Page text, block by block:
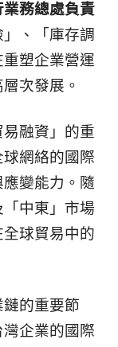
務總處負責
」、「庫存調
塑企業營運
次發展。
融資」的重
網絡的國際
變能力。 隨
中東」市場
球貿易中的
鏈的重要節
企業的國際